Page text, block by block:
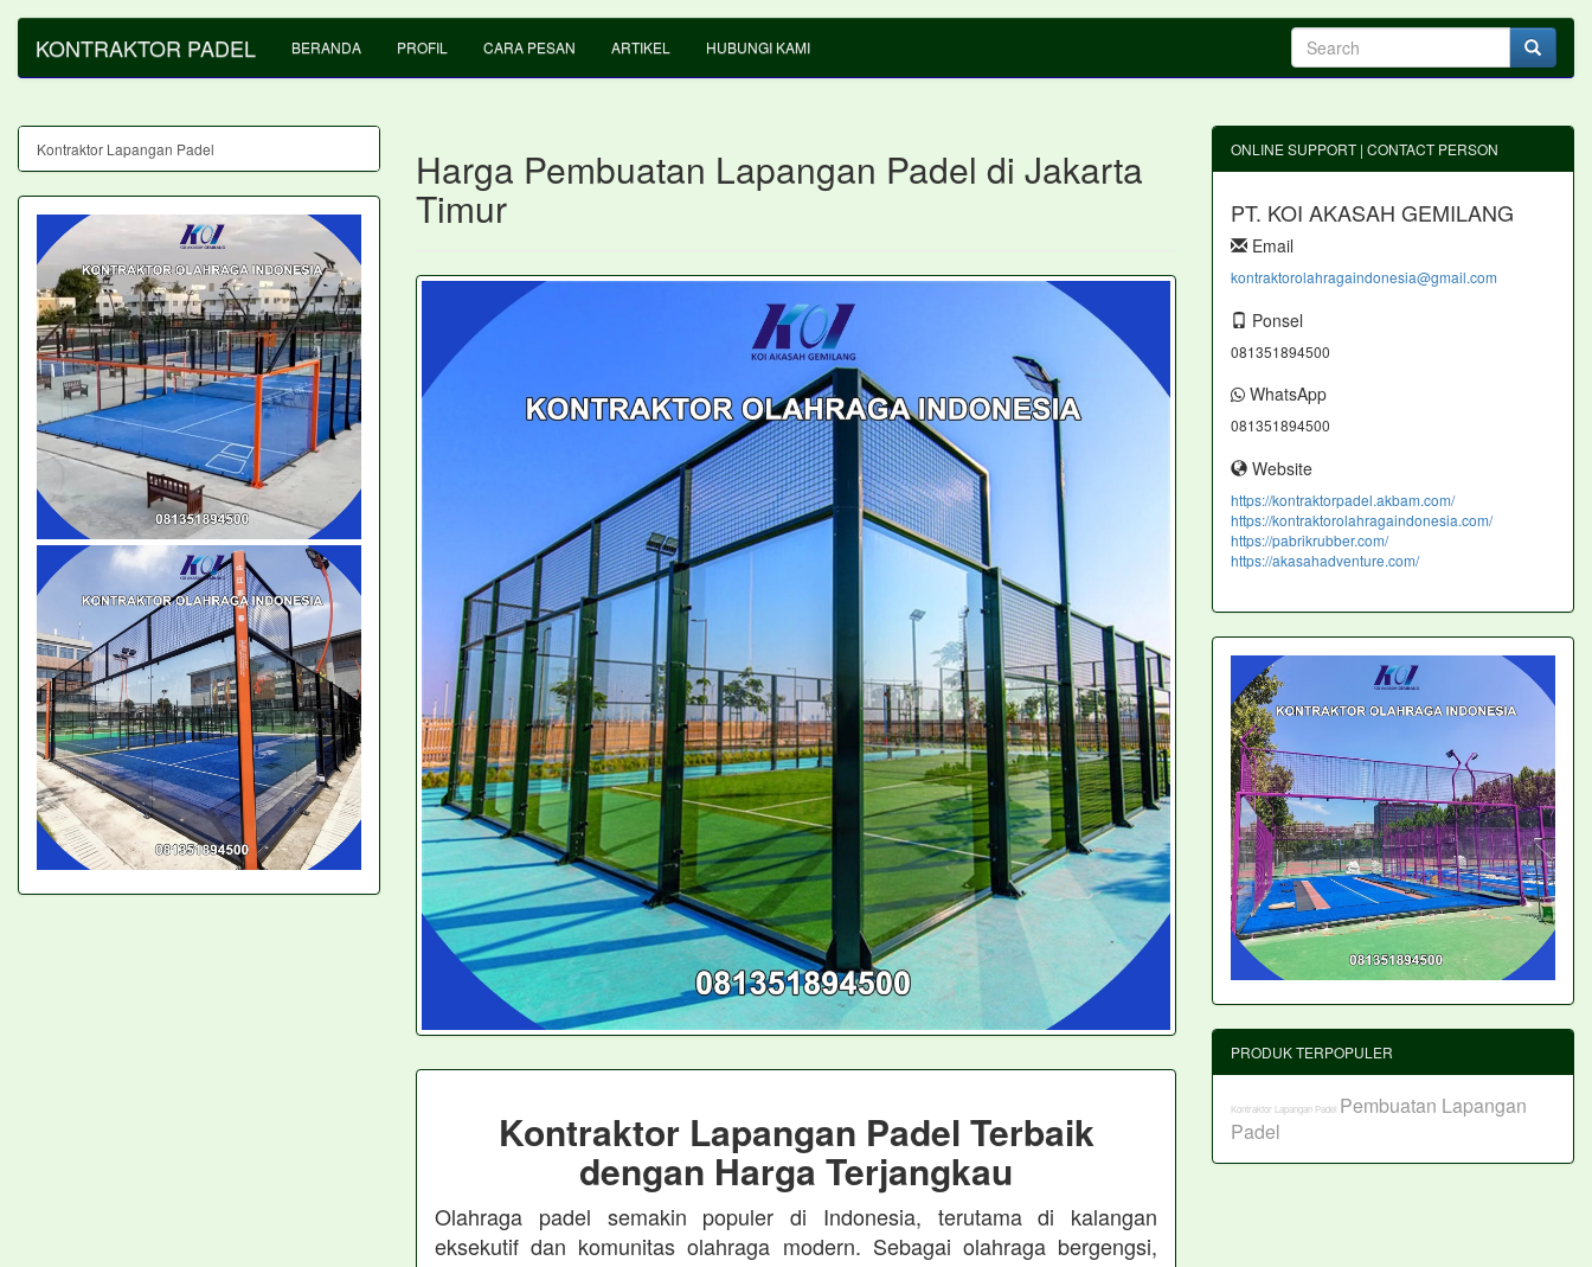
KONTRAKTOR PADEL BERANDA PROFIL CARA PESAN ARTIKEL HUBUNGI KAMI
Harga Pembuatan Lapangan Padel di Jakarta
Timur
Kontraktor Lapangan Padel Terbaik
dengan Harga Terjangkau
Olahraga padel semakin populer di Indonesia, terutama di kalangan
eksekutif dan komunitas olahraga modern. Sebagai olahraga bergengsi,
Kontraktor Lapangan Padel ONLINE SUPPORT | CONTACT PERSON
PT. KOI AKASAH GEMILANG
Email
kontraktorolahragaindonesia@gmail.com
Ponsel
081351894500
WhatsApp
081351894500
Website
https://kontraktorpadel.akbam.com/
https://kontraktorolahragaindonesia.com/
https://pabrikrubber.com/
https://akasahadventure.com/
PRODUK TERPOPULER
Kontraktor Lapangan Padel Pembuatan Lapangan
Padel